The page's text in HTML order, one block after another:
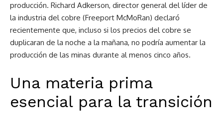
producción. Richard Adkerson, director general del líder de
la industria del cobre (Freeport McMoRan) declaró
recientemente que, incluso si los precios del cobre se
duplicaran de la noche a la mañana, no podría aumentar la
producción de las minas durante al menos cinco años.
Una materia prima
esencial para la transición